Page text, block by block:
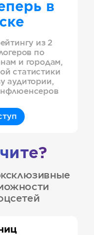
в
из 2
по
и городам,
статистики
аудитории,